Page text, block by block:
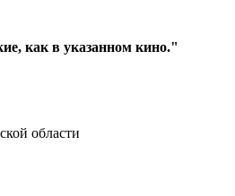
как в указанном кино."